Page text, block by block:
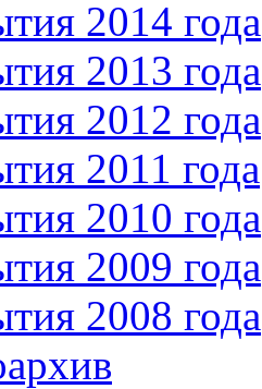
2014 года
2013 года
2012 года
2011 года
2010 года
2009 года
2008 года